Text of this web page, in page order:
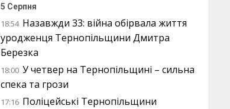
5 Серпня
18:54 Назавжди 33: війна обірвала життя
уродженця Тернопільщини Дмитра
Березка
18:00 У четвер на Тернопільщині – сильна
спека та грози
17:16 Поліцейські Тернопільщини